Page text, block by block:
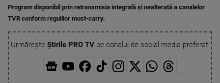
Program disponibil prin retransmisia integrală și nealterată a canalelor
TVR conform regulilor must-carry.
Urmărește Știrile PRO TVpe canalul de social media preferat: